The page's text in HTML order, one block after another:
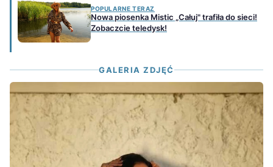
POPULARNE TERAZ
Nowa piosenka Mistic „Całuj" trafiła do sieci!
Zobaczcie teledysk!
GALERIA ZDJĘĆ